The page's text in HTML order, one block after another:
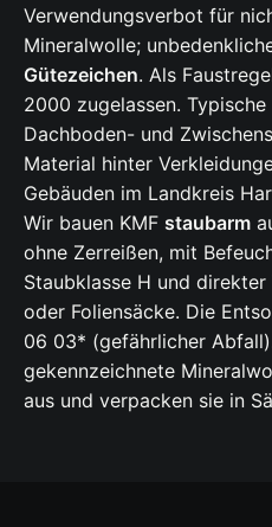
Verwendungsverbot für
Mineralwolle;
Gütezeichen. Als
2000 zugelassen.
Dachboden- und
Material hinter
Gebäuden im Landkreis
Wir bauen KMF staubarm
ohne Zerreißen, mit
Staubklasse H und
oder Foliensäcke. Die
06 03* (gefährlicher
gekennzeichnete
aus und verpacken sie in